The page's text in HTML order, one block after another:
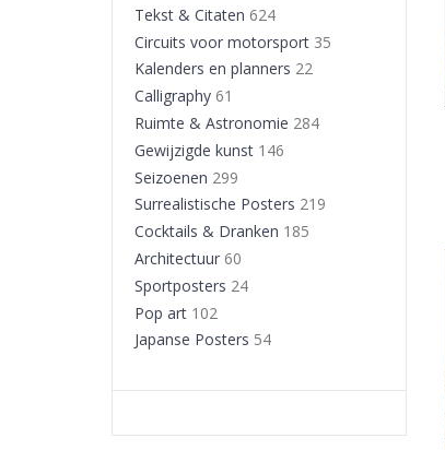
Tekst & Citaten 624
Circuits voor motorsport 35
Kalenders en planners 22
Calligraphy 61
Ruimte & Astronomie 284
Gewijzigde kunst 146
Seizoenen 299
Surrealistische Posters 219
Cocktails & Dranken 185
Architectuur 60
Sportposters 24
Pop art 102
Japanse Posters 54